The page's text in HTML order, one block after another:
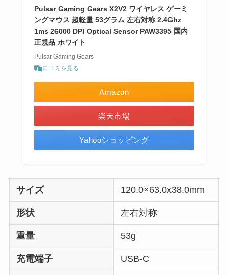
Pulsar Gaming Gears X2V2 ワイヤレス ゲーミ
ングマウス 超軽量 53グラム 左右対称 2.4Ghz
1ms 26000 DPI Optical Sensor PAW3395 国内
正規品 ホワイト
Pulsar Gaming Gears
口コミを見る
Amazon
楽天市場
Yahooショッピング
サイズ ‎120.0×63.0x38.0mm
形状 左右対称
重量 53g
充電端子 USB-C